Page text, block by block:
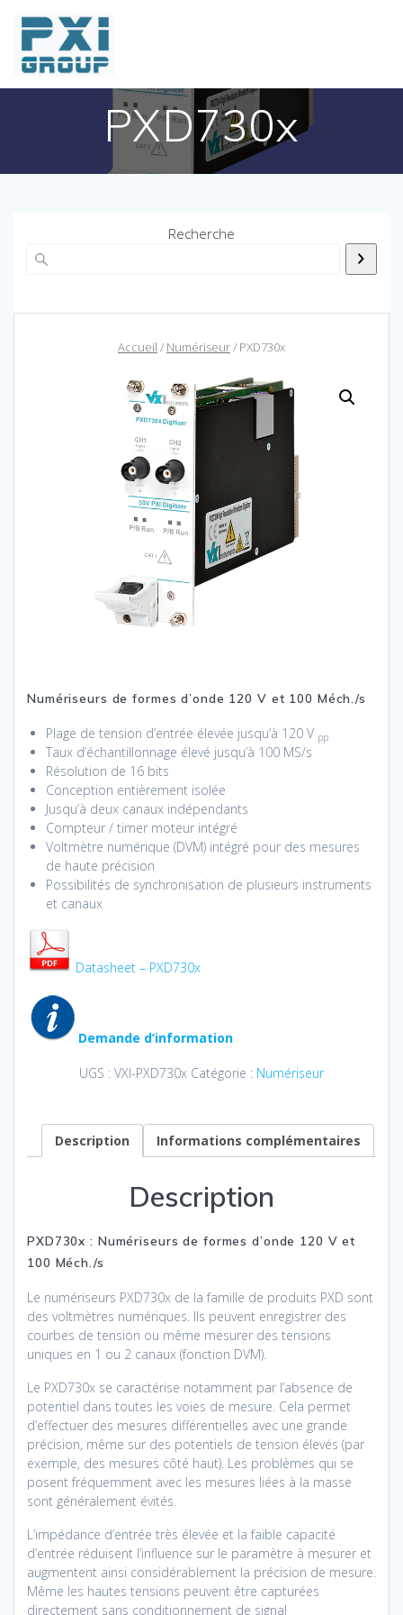
PXD730x
Recherche
Accueil / Numériseur/ PXD730x
Numériseurs de formes d’onde 120 V et 100 Méch./s
Plage de tension d’entrée élevée jusqu’à 120 V pp
Taux d’échantillonnage élevé jusqu’à 100 MS/s
Résolution de 16 bits
Conception entièrement isolée
Jusqu’à deux canaux indépendants
Compteur / timer moteur intégré
Voltmètre numérique (DVM) intégré pour des mesures
de haute précision
Possibilités de synchronisation de plusieurs instruments
et canaux
Datasheet – PXD730x
Demande d’information
UGS : VXI-PXD730x Catégorie : Numériseur
Description Informations complémentaires
Description
PXD730x : Numériseurs de formes d’onde 120 V et
100 Méch./s
Le numériseurs PXD730x de la famille de produits PXD sont
des voltmètres numériques. Ils peuvent enregistrer des
courbes de tension ou même mesurer des tensions
uniques en 1 ou 2 canaux (fonction DVM).
Le PXD730x se caractérise notamment par l’absence de
potentiel dans toutes les voies de mesure. Cela permet
d’effectuer des mesures différentielles avec une grande
précision, même sur des potentiels de tension élevés (par
exemple, des mesures côté haut). Les problèmes qui se
posent fréquemment avec les mesures liées à la masse
sont généralement évités.
L’impédance d’entrée très élevée et la faible capacité
d’entrée réduisent l’influence sur le paramètre à mesurer et
augmentent ainsi considérablement la précision de mesure.
Même les hautes tensions peuvent être capturées
directement sans conditionnement de signal